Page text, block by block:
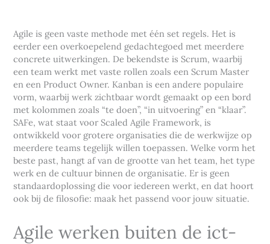
Agile is geen vaste methode met één set regels. Het is
eerder een overkoepelend gedachtegoed met meerdere
concrete uitwerkingen. De bekendste is Scrum, waarbij
een team werkt met vaste rollen zoals een Scrum Master
en een Product Owner. Kanban is een andere populaire
vorm, waarbij werk zichtbaar wordt gemaakt op een bord
met kolommen zoals “te doen”, “in uitvoering” en “klaar”.
SAFe, wat staat voor Scaled Agile Framework, is
ontwikkeld voor grotere organisaties die de werkwijze op
meerdere teams tegelijk willen toepassen. Welke vorm het
beste past, hangt af van de grootte van het team, het type
werk en de cultuur binnen de organisatie. Er is geen
standaardoplossing die voor iedereen werkt, en dat hoort
ook bij de filosofie: maak het passend voor jouw situatie.
Agile werken buiten de ict-